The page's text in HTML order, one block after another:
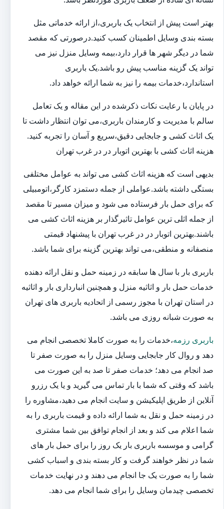
بهتر است پیش از انتخاب یک باربری،از ارائه خدماتی مثل
بسته بندی وسایل اطمینان کسب کنید.درصورتی که مقصد
شما در دیگر شهر ها قرار دارد،بیمه وسایل منزل نیز می
تواند یک گزینه مناسب پیش رو باشد.یک باربری
استاندارد،خدمات بیمه را نیز به شما ارائه خواهد داد.
در پایان با رعایت نکات ذکرشده در این مقاله و یک تعامل
سالم با مدیریت و کارمندان باربری،می توان انتظار داشت تا
یک اثاث کشی و جابجایی دقیق،سریع و آسان را تجربه کنید.
هزینه اثاث کشی با بهترین اتوبار در در غرب تهران
بدیهی است که هزینه اثاث کشی می تواند به عوامل مختلفی
بستگی داشته باشد.عواملی از جمله دستمزد کارگر،اتومبیلی
که برای حمل بار فرستاده می شود و میزان مسیر تا مقصد
از جمله اثلی ترین عوامل تاثیرگذار بر هزینه اثاث کشی می
باشند.بهترین اتوبار در در غرب تهران با پیشنهاد قیمتی
منصفانه و منطقی،می تواند بهترین گزینه برای شما باشد.
باربری بار با سال ها سابقه در زمینه حمل و نقل ارائه دهنده
خدمات حمل بار و اثاثیه منزل و همچنین انبارداری بار و اثاثیه
در استان تهران با مجوز رسمی از اتحادیه باربری های تهران
به صورت شبانه روزی می باشد.
باربری رزمه،خدمات را به صورت کاملا تخصصی انجام می
دهد و روال کار جابجایی وسایل منزل را به صورت صفر تا
صد انجام می دهد؛ خدمات صفر تا صد به این صورت می
باشد که وقتی که شما با بار تماس می گیرید و یا یک رزرو
آنلاین از طریق اپلیکیشن و سایت انجام می دهید،مشاوره را
در زمینه حمل و نقل به شما ارائه داده و قیمت باربری را به
شما اعلام می کند و بعد از انجام توافق بین شما مشتری
گرامی و موسسه باربری بار یک روز را برای حمل بار های
شما در نظر خواهند گرفت و کار بسته بندی و اسباب کشی
شما را به صورت یک جا انجام می دهند و در نهایت خدمات
تخصصی چیدمان وسایل را برای شما انجام می دهد.